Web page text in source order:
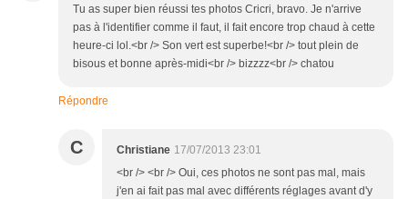
Tu as super bien réussi tes photos Cricri, bravo. Je n'arrive
pas à l'identifier comme il faut, il fait encore trop chaud à cette
heure-ci lol.<br /> Son vert est superbe!<br /> tout plein de
bisous et bonne après-midi<br /> bizzzz<br /> chatou
Répondre
C Christiane 17/07/2013 23:01
<br /> <br /> Oui, ces photos ne sont pas mal, mais
j'en ai fait pas mal avec différents réglages avant d'y